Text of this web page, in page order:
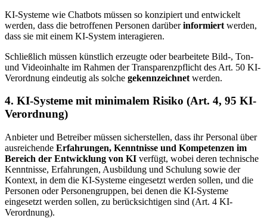
KI-Systeme wie Chatbots müssen so konzipiert und entwickelt
werden, dass die betroffenen Personen darüberinformiert werden,
dass sie mit einem KI-System interagieren.
Schließlich müssen künstlich erzeugte oder bearbeitete Bild-, Ton-
und Videoinhalte im Rahmen der Transparenzpflicht des Art. 50 KI-
Verordnung eindeutig als solche gekennzeichnet werden.
4. KI-Systeme mit minimalem Risiko (Art. 4, 95 KI-
Verordnung)
Anbieter und Betreiber müssen sicherstellen, dass ihr Personal über
ausreichende Erfahrungen, Kenntnisse und Kompetenzen im
Bereich der Entwicklung von KI verfügt, wobei deren technische
Kenntnisse, Erfahrungen, Ausbildung und Schulung sowie der
Kontext, in dem die KI-Systeme eingesetzt werden sollen, und die
Personen oder Personengruppen, bei denen die KI-Systeme
eingesetzt werden sollen, zu berücksichtigen sind (Art. 4 KI-
Verordnung).